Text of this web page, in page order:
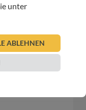
Beitrag lesen
unter
ABLEHNEN